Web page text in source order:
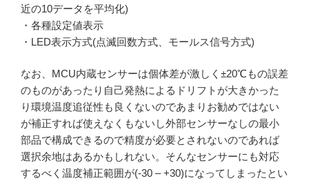
近の10データを平均化)
・各種設定値表示
・LED表示方式(点滅回数方式、モールス信号方式)
なお、MCU内蔵センサーは個体差が激しく±20℃もの誤差
のものがあったり自己発熱によるドリフトが大きかった
り環境温度追従性も良くないのであまりお勧めではない
が補正すれば使えなくもないし外部センサーなしの最小
部品で構成できるので精度が必要とされないのであれば
選択余地はあるかもしれない。そんなセンサーにも対応
するべく温度補正範囲が(-30 – +30)になってしまったとい